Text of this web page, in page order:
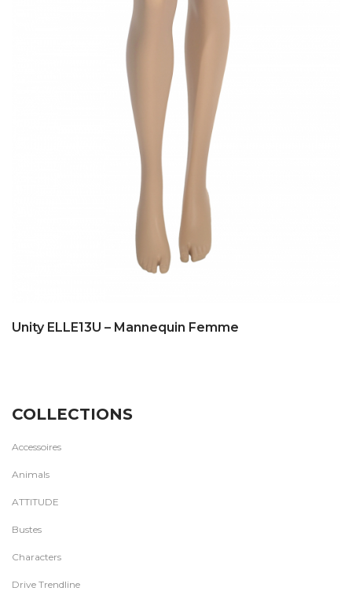
Unity ELLE13U – Mannequin Femme
COLLECTIONS
Accessoires
Animals
ATTITUDE
Bustes
Characters
Drive Trendline